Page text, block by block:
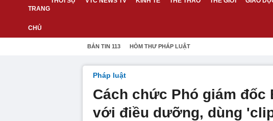
BẢN TIN 113 HÒM THƯ PHÁP LUẬT
Pháp luật
Cách chức Phó giám đốc
với điều dưỡng, dùng